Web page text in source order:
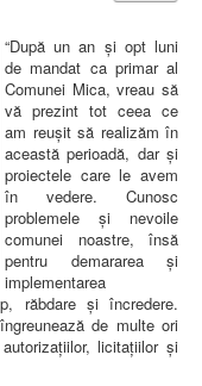
“După un an şi opt luni
de mandat ca primar al
Comunei Mica, vreau să
vă prezint tot ceea ce
am reuşit să realizăm în
această perioadă, dar și
proiectele care le avem
în vedere. Cunosc
problemele și nevoile
comunei noastre, însă
pentru demararea și
implementarea
răbdare și încredere.
de multe ori
licitațiilor și